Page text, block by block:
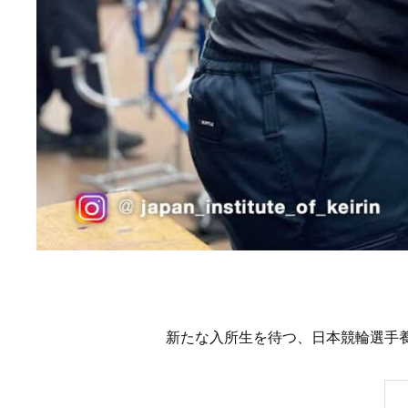
新たな入所生を待つ、日本競輪選手